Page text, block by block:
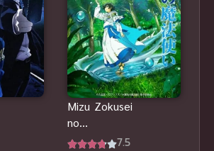
Mizu Zokusei
no
Mahoutsukai
7.5